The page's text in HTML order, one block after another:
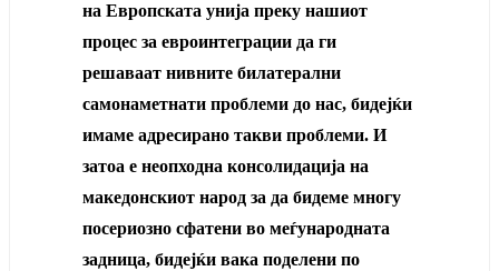
на Европската унија преку нашиот
процес за евроинтеграции да ги
решаваат нивните билатерални
самонаметнати проблеми до нас, бидејќи
имаме адресирано такви проблеми. И
затоа е неопходна консолидација на
македонскиот народ за да бидеме многу
посериозно сфатени во меѓународната
задница, бидејќи вака поделени по